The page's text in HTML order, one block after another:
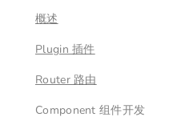
概述
Plugin 插件
Router 路由
Component 组件开发